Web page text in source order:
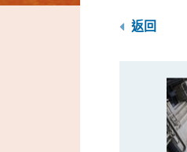
返回